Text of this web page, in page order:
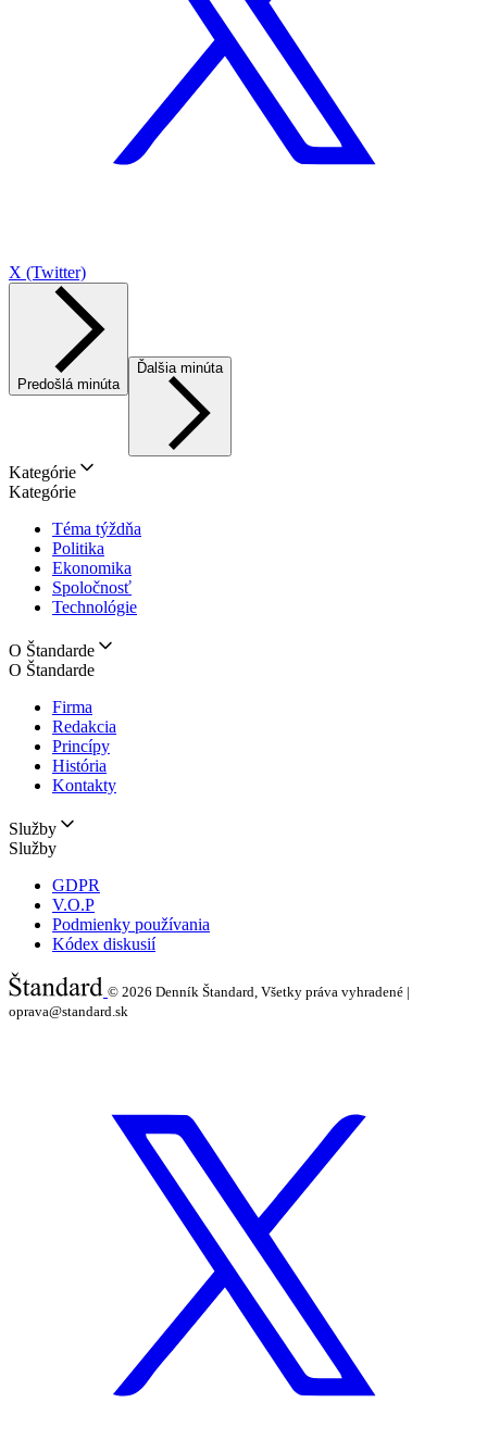
X (Twitter)
Predošlá minúta
Ďalšia minúta
Kategórie
Kategórie
Téma týždňa
Politika
Ekonomika
Spoločnosť
Technológie
O Štandarde
O Štandarde
Firma
Redakcia
Princípy
História
Kontakty
Služby
Služby
GDPR
V.O.P
Podmienky používania
Kódex diskusií
© 2026 Denník Štandard, Všetky práva vyhradené |
oprava@standard.sk